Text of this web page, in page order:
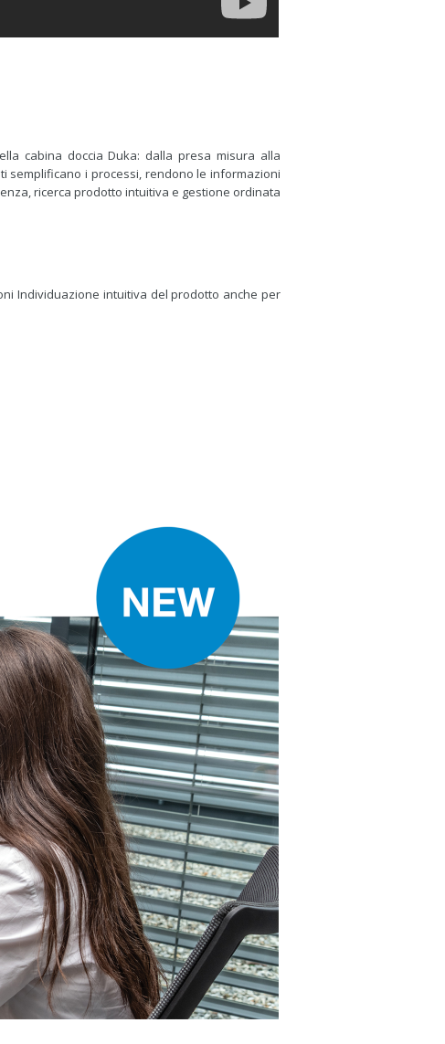
cabina doccia Duka: dalla presa misura alla
semplificano i processi, rendono le informazioni
ricerca prodotto intuitiva e gestione ordinata
Individuazione intuitiva del prodotto anche per